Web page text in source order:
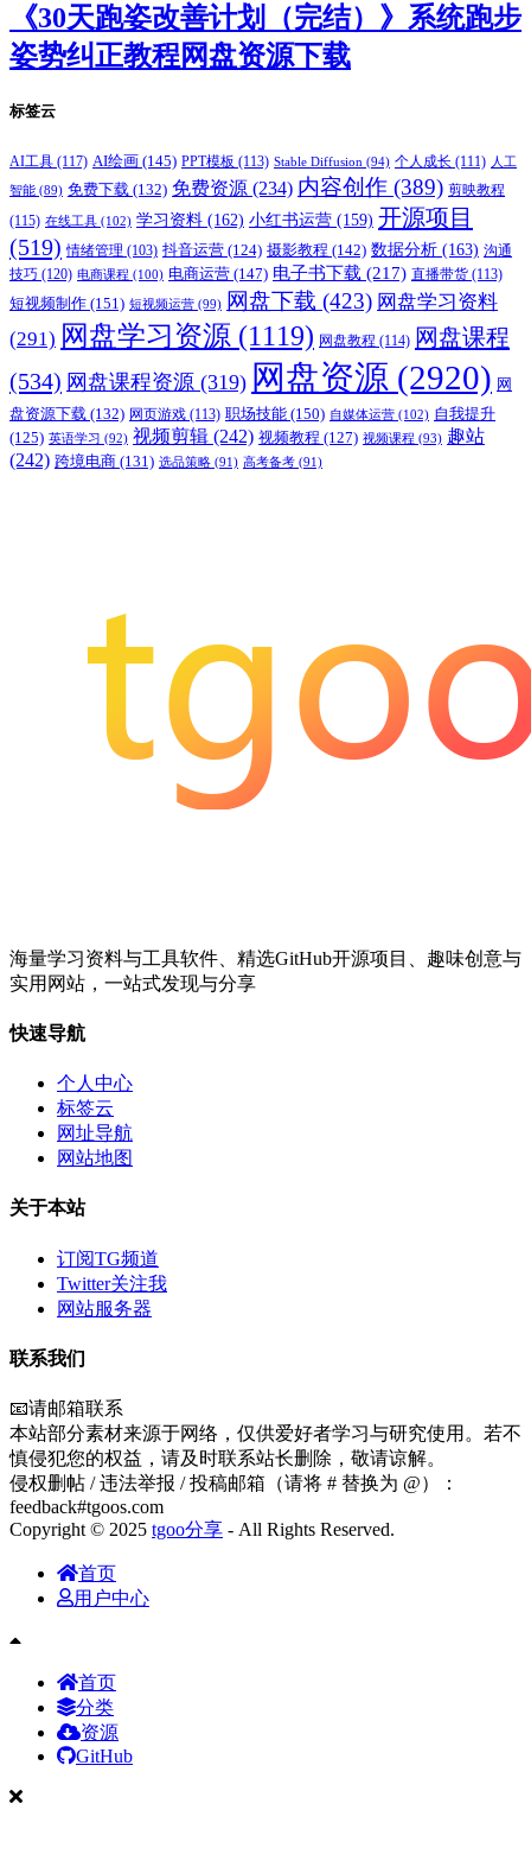
《30天跑姿改善计划（完结）》系统跑步
姿势纠正教程网盘资源下载
标签云
AI工具 (117) AI绘画 (145) PPT模板 (113) Stable Diffusion (94) 个人成长 (111) 人工
智能 (89) 免费下载 (132) 免费资源 (234) 内容创作 (389) 剪映教程
(115) 在线工具 (102) 学习资料 (162) 小红书运营 (159) 开源项目
(519) 情绪管理 (103) 抖音运营 (124) 摄影教程 (142) 数据分析 (163) 沟通
技巧 (120) 电商课程 (100) 电商运营 (147) 电子书下载 (217) 直播带货 (113)
短视频制作 (151) 短视频运营 (99) 网盘下载 (423) 网盘学习资料
(291) 网盘学习资源 (1119) 网盘教程 (114) 网盘课程
(534) 网盘课程资源 (319) 网盘资源 (2920) 网
盘资源下载 (132) 网页游戏 (113) 职场技能 (150) 自媒体运营 (102) 自我提升
(125) 英语学习 (92) 视频剪辑 (242) 视频教程 (127) 视频课程 (93) 趣站
(242) 跨境电商 (131) 选品策略 (91) 高考备考 (91)
海量学习资料与工具软件、精选GitHub开源项目、趣味创意与
实用网站，一站式发现与分享
快速导航
个人中心
标签云
网址导航
网站地图
关于本站
订阅TG频道
Twitter关注我
网站服务器
联系我们
📧请邮箱联系
本站部分素材来源于网络，仅供爱好者学习与研究使用。若不
慎侵犯您的权益，请及时联系站长删除，敬请谅解。
侵权删帖 / 违法举报 / 投稿邮箱（请将 # 替换为 @）：
feedback#tgoos.com
Copyright © 2025 tgoo分享 - All Rights Reserved.
首页
用户中心
首页
分类
资源
GitHub